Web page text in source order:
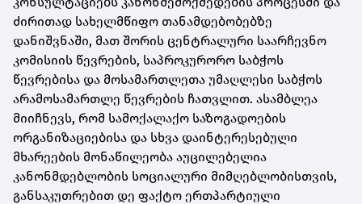
ძირითად სახელმწიფო თანამდებობებზე
დანიშვნაში, მათ შორის ცენტრალური საარჩევნო
კომისიის წევრების, საპროკურორო საბჭოს
წევრებისა და მოსამართლეთა უმაღლესი საბჭოს
არამოსამართლე წევრების ჩათვლით. ასამბლეა
მიიჩნევს, რომ სამოქალაქო საზოგადოების
ორგანიზაციებისა და სხვა დაინტერესებული
მხარეების მონაწილეობა აუცილებელია
კანონმდებლობის სოციალური მიმღებლობისთვის,
განსაკუთრებით დე ფაქტო ერთპარტიული